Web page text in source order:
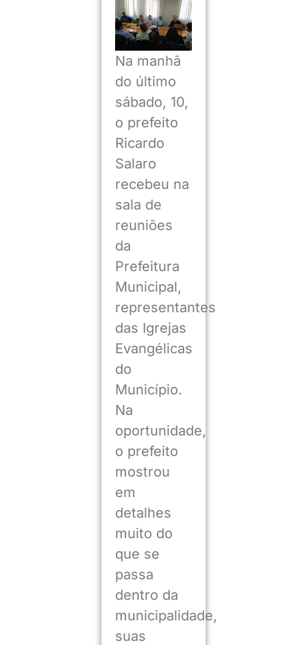
Na manhã
do último
sábado, 10,
o prefeito
Ricardo
Salaro
recebeu na
sala de
reuniões
da
Prefeitura
Municipal,
representantes
das Igrejas
Evangélicas
do
Município.
Na
oportunidade,
o prefeito
mostrou
em
detalhes
muito do
que se
passa
dentro da
municipalidade,
suas